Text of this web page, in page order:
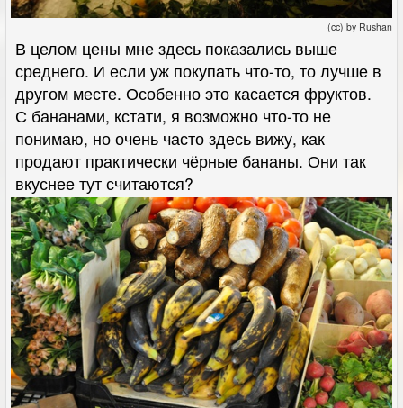
(cc) by Rushan
В целом цены мне здесь показались выше
среднего. И если уж покупать что-то, то лучше в
другом месте. Особенно это касается фруктов.
С бананами, кстати, я возможно что-то не
понимаю, но очень часто здесь вижу, как
продают практически чёрные бананы. Они так
вкуснее тут считаются?